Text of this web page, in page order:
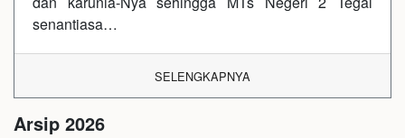
senantiasa…
SELENGKAPNYA
Arsip 2026